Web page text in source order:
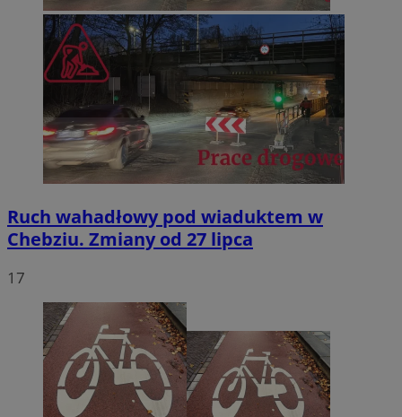
Ruch wahadłowy pod wiaduktem w
Chebziu. Zmiany od 27 lipca
17